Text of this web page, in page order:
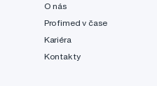
O nás
Profimed v čase
Kariéra
Kontakty